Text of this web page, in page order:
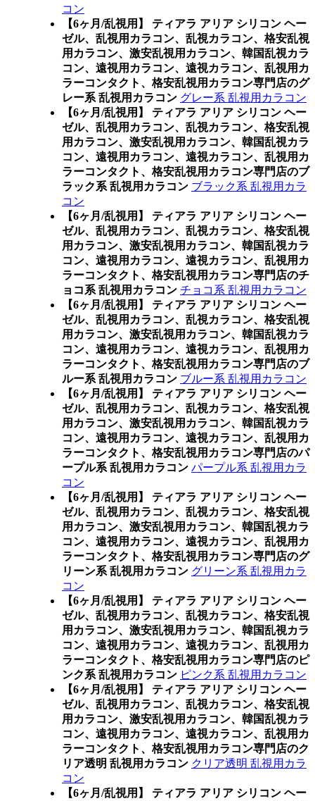
コン
【6ヶ月/乱視用】 ティアラ アリア シリコン ヘー
ゼル、乱視用カラコン、乱視カラコン、格安乱視
用カラコン、激安乱視用カラコン、韓国乱視カラ
コン、遠視用カラコン、遠視カラコン、乱視用カ
ラーコンタクト、格安乱視用カラコン専門店のグ
レー系 乱視用カラコン グレー系 乱視用カラコン
【6ヶ月/乱視用】 ティアラ アリア シリコン ヘー
ゼル、乱視用カラコン、乱視カラコン、格安乱視
用カラコン、激安乱視用カラコン、韓国乱視カラ
コン、遠視用カラコン、遠視カラコン、乱視用カ
ラーコンタクト、格安乱視用カラコン専門店のブ
ラック系 乱視用カラコン ブラック系 乱視用カラ
コン
【6ヶ月/乱視用】 ティアラ アリア シリコン ヘー
ゼル、乱視用カラコン、乱視カラコン、格安乱視
用カラコン、激安乱視用カラコン、韓国乱視カラ
コン、遠視用カラコン、遠視カラコン、乱視用カ
ラーコンタクト、格安乱視用カラコン専門店のチ
ョコ系 乱視用カラコン チョコ系 乱視用カラコン
【6ヶ月/乱視用】 ティアラ アリア シリコン ヘー
ゼル、乱視用カラコン、乱視カラコン、格安乱視
用カラコン、激安乱視用カラコン、韓国乱視カラ
コン、遠視用カラコン、遠視カラコン、乱視用カ
ラーコンタクト、格安乱視用カラコン専門店のブ
ルー系 乱視用カラコン ブルー系 乱視用カラコン
【6ヶ月/乱視用】 ティアラ アリア シリコン ヘー
ゼル、乱視用カラコン、乱視カラコン、格安乱視
用カラコン、激安乱視用カラコン、韓国乱視カラ
コン、遠視用カラコン、遠視カラコン、乱視用カ
ラーコンタクト、格安乱視用カラコン専門店のパ
ープル系 乱視用カラコン パープル系 乱視用カラ
コン
【6ヶ月/乱視用】 ティアラ アリア シリコン ヘー
ゼル、乱視用カラコン、乱視カラコン、格安乱視
用カラコン、激安乱視用カラコン、韓国乱視カラ
コン、遠視用カラコン、遠視カラコン、乱視用カ
ラーコンタクト、格安乱視用カラコン専門店のグ
リーン系 乱視用カラコン グリーン系 乱視用カラ
コン
【6ヶ月/乱視用】 ティアラ アリア シリコン ヘー
ゼル、乱視用カラコン、乱視カラコン、格安乱視
用カラコン、激安乱視用カラコン、韓国乱視カラ
コン、遠視用カラコン、遠視カラコン、乱視用カ
ラーコンタクト、格安乱視用カラコン専門店のピ
ンク系 乱視用カラコン ピンク系 乱視用カラコン
【6ヶ月/乱視用】 ティアラ アリア シリコン ヘー
ゼル、乱視用カラコン、乱視カラコン、格安乱視
用カラコン、激安乱視用カラコン、韓国乱視カラ
コン、遠視用カラコン、遠視カラコン、乱視用カ
ラーコンタクト、格安乱視用カラコン専門店のク
リア透明 乱視用カラコン クリア透明 乱視用カラ
コン
【6ヶ月/乱視用】 ティアラ アリア シリコン ヘー